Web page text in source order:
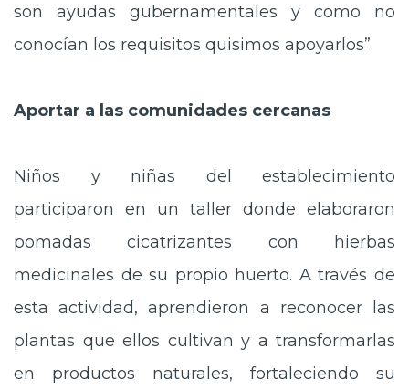
son ayudas gubernamentales y como no
conocían los requisitos quisimos apoyarlos”.
Aportar a las comunidades cercanas
Niños y niñas del establecimiento
participaron en un taller donde elaboraron
pomadas cicatrizantes con hierbas
medicinales de su propio huerto. A través de
esta actividad, aprendieron a reconocer las
plantas que ellos cultivan y a transformarlas
en productos naturales, fortaleciendo su